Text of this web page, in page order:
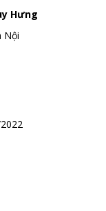
Hưng
Nội